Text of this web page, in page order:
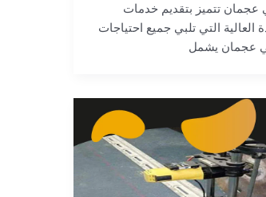
تتميز بتقديم خدمات
العالية التي تلبي جميع احتياجات
في عجمان يشمل